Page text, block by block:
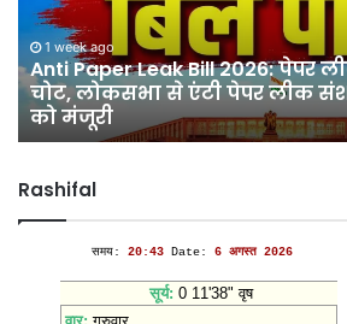
पेपर
लीक
माफिया
पर
बड़ी
चोट,
से
एंटी
1 week ago
Anti Paper Leak Bill 2026: पेपर
चोट, लोकसभा से एंटी पेपर लीक
को मंजूरी
Rashifal